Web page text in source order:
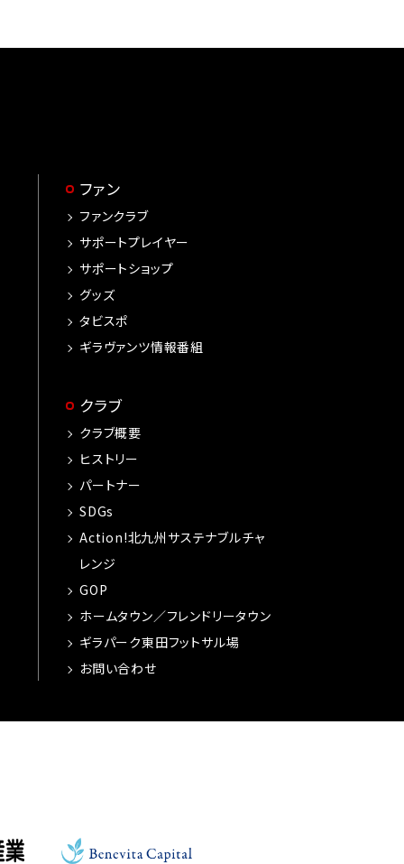
ファン
ファンクラブ
サポートプレイヤー
サポートショップ
グッズ
タビスポ
ギラヴァンツ情報番組
クラブ
クラブ概要
ヒストリー
パートナー
SDGs
Action!北九州サステナブルチャ
レンジ
GOP
ホームタウン／フレンドリータウン
ギラパーク東田フットサル場
お問い合わせ